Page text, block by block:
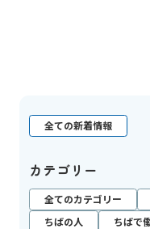
全ての新着情報
カテゴリー
全てのカテゴリー
ちばの人
ちばで